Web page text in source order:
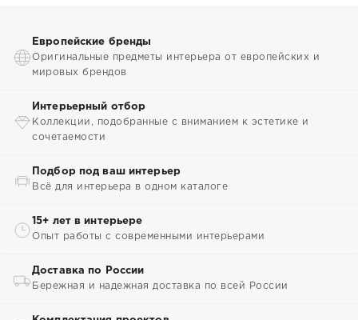
Европейские бренды
Оригинальные предметы интерьера от европейских и
мировых брендов
Интерьерный отбор
Коллекции, подобранные с вниманием к эстетике и
сочетаемости
Подбор под ваш интерьер
Всё для интерьера в одном каталоге
15+ лет в интерьере
Опыт работы с современными интерьерами
Доставка по России
Бережная и надежная доставка по всей России